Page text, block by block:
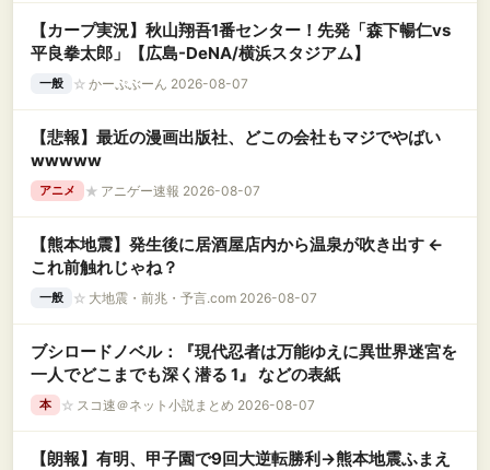
【カープ実況】秋山翔吾1番センター！先発「森下暢仁vs
平良拳太郎」【広島-DeNA/横浜スタジアム】
一般 ☆ かーぷぶーん 2026-08-07
【悲報】最近の漫画出版社、どこの会社もマジでやばい
wwwww
アニメ ★ アニゲー速報 2026-08-07
【熊本地震】発生後に居酒屋店内から温泉が吹き出す ←
これ前触れじゃね？
一般 ☆ 大地震・前兆・予言.com 2026-08-07
ブシロードノベル：『現代忍者は万能ゆえに異世界迷宮を
一人でどこまでも深く潜る 1』 などの表紙
本 ☆ スコ速＠ネット小説まとめ 2026-08-07
【朗報】有明、甲子園で9回大逆転勝利→熊本地震ふまえ